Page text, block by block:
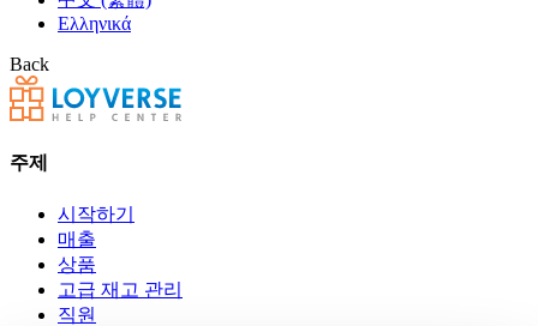
Ελληνικά
Back
주제
시작하기
매출
상품
고급 재고 관리
직원